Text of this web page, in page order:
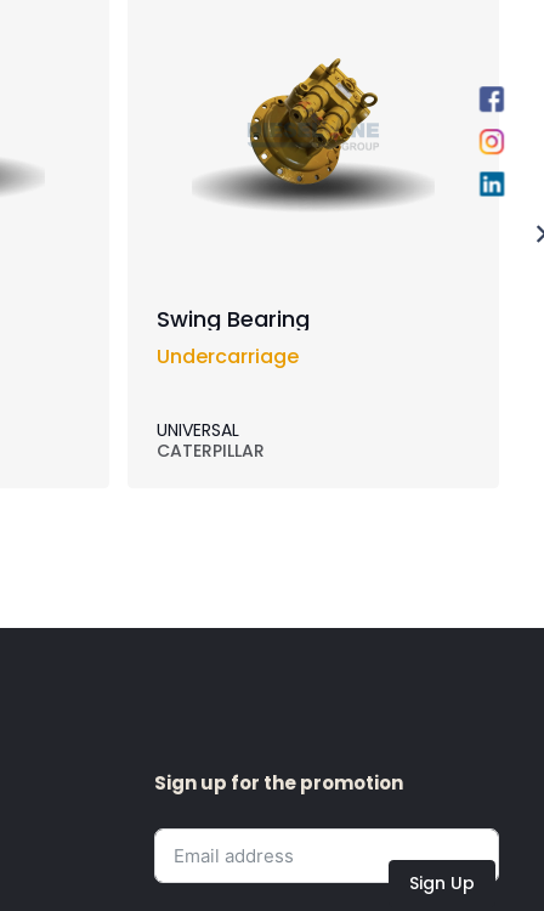
Swing Bearing
Undercarriage
UNIVERSAL
CATERPILLAR
Sign up for the promotion
Sign Up